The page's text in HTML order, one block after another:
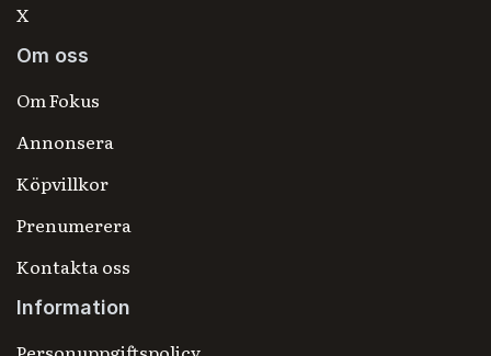
X
Om oss
Om Fokus
Annonsera
Köpvillkor
Prenumerera
Kontakta oss
Information